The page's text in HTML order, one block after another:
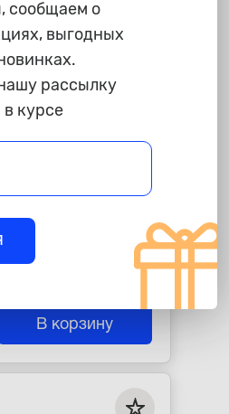
Geely Vision,
В корзину
сообщаем о
выгодных
рассылку
в курсе